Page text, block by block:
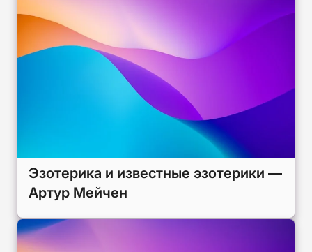
Эзотерика и известные эзотерики —
Артур Мейчен